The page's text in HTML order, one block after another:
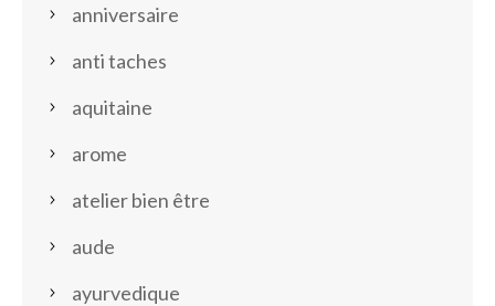
anniversaire
anti taches
aquitaine
arome
atelier bien être
aude
ayurvedique